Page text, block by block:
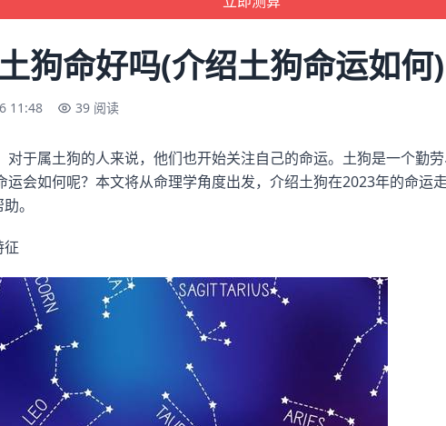
狗命好吗(介绍土狗命运如何)
11:48 39 阅读
对于属土狗的人来说，他们也开始关注自己的命运。土狗是一个勤
运会如何呢？本文将从命理学角度出发，介绍土狗在2023年的命运
。
征